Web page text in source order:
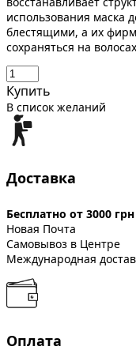
использования маска
блестящими, а их
сохраняться на
Купить
В список желаний
Доставка
Бесплатно от 3000 грн
Новая Почта
Самовывоз в Центре
Международная
Оплата